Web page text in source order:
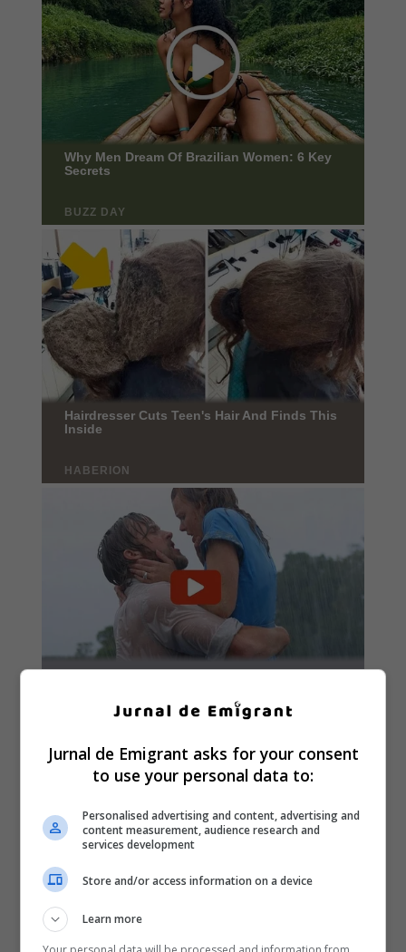
Jurnal de Emigrant asks for your consent
to use your personal data to:
Personalised advertising and content, advertising and
content measurement, audience research and
services development
Store and/or access information on a device
Learn more